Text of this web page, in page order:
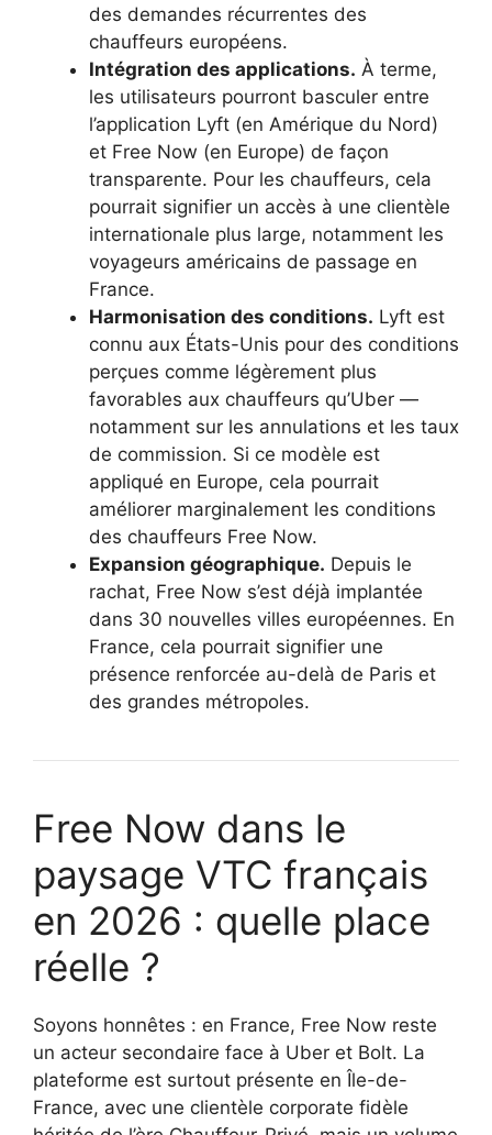
des demandes récurrentes des
chauffeurs européens.
Intégration des applications. À terme,
les utilisateurs pourront basculer entre
l’application Lyft (en Amérique du Nord)
et Free Now (en Europe) de façon
transparente. Pour les chauffeurs, cela
pourrait signifier un accès à une clientèle
internationale plus large, notamment les
voyageurs américains de passage en
France.
Harmonisation des conditions. Lyft est
connu aux États-Unis pour des conditions
perçues comme légèrement plus
favorables aux chauffeurs qu’Uber —
notamment sur les annulations et les taux
de commission. Si ce modèle est
appliqué en Europe, cela pourrait
améliorer marginalement les conditions
des chauffeurs Free Now.
Expansion géographique. Depuis le
rachat, Free Now s’est déjà implantée
dans 30 nouvelles villes européennes. En
France, cela pourrait signifier une
présence renforcée au-delà de Paris et
des grandes métropoles.
Free Now dans le
paysage VTC français
en 2026 : quelle place
réelle ?
Soyons honnêtes : en France, Free Now reste
un acteur secondaire face à Uber et Bolt. La
plateforme est surtout présente en Île-de-
France, avec une clientèle corporate fidèle